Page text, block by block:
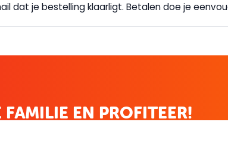
dat je bestelling klaarligt. Betalen doe je
EN PROFITEER!